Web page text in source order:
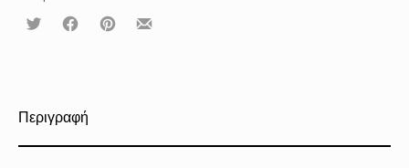
Τουίτα ΜοιραστείτεΜοιραστείτεΜοιραστείτε
Περιγραφή